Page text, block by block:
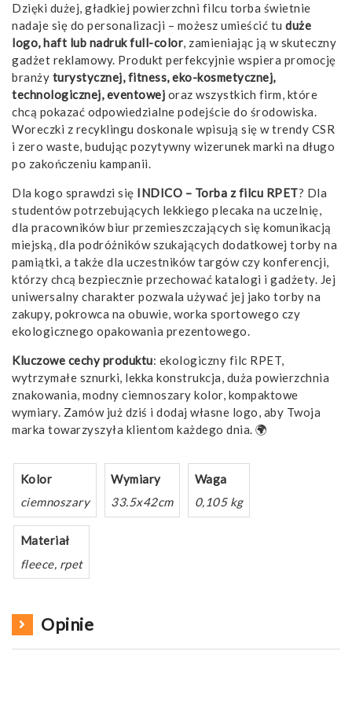
Dzięki dużej, gładkiej powierzchni filcu torba świetnie
nadaje się do personalizacji – możesz umieścić tu duże
logo, haft lub nadruk full-color, zamieniając ją w skuteczny
gadżet reklamowy. Produkt perfekcyjnie wspiera promocję
branży turystycznej, fitness, eko-kosmetycznej,
technologicznej, eventowej oraz wszystkich firm, które
chcą pokazać odpowiedzialne podejście do środowiska.
Woreczki z recyklingu doskonale wpisują się w trendy CSR
i zero waste, budując pozytywny wizerunek marki na długo
po zakończeniu kampanii.
Dla kogo sprawdzi się INDICO – Torba z filcu RPET? Dla
studentów potrzebujących lekkiego plecaka na uczelnię,
dla pracowników biur przemieszczających się komunikacją
miejską, dla podróżników szukających dodatkowej torby na
pamiątki, a także dla uczestników targów czy konferencji,
którzy chcą bezpiecznie przechować katalogi i gadżety. Jej
uniwersalny charakter pozwala używać jej jako torby na
zakupy, pokrowca na obuwie, worka sportowego czy
ekologicznego opakowania prezentowego.
Kluczowe cechy produktu: ekologiczny filc RPET,
wytrzymałe sznurki, lekka konstrukcja, duża powierzchnia
znakowania, modny ciemnoszary kolor, kompaktowe
wymiary. Zamów już dziś i dodaj własne logo, aby Twoja
marka towarzyszyła klientom każdego dnia. 🌍
Kolor
ciemnoszary
Wymiary
33.5x42cm
Waga
0,105 kg
Materiał
fleece, rpet
Opinie